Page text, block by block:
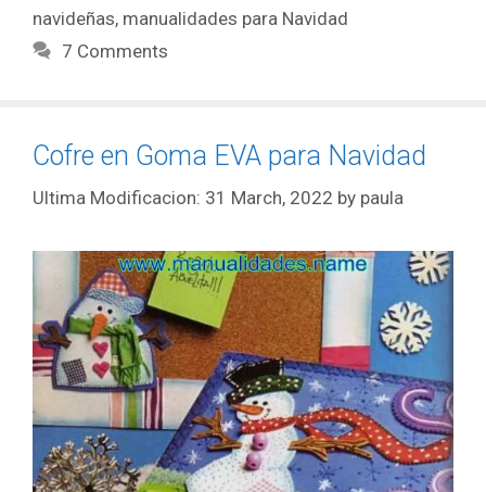
navideñas, manualidades para Navidad
7 Comments
Cofre en Goma EVA para Navidad
31 March, 2022 by paula